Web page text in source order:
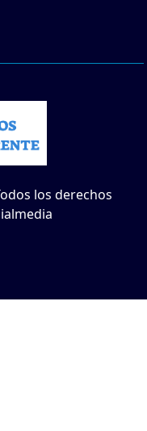
los derechos